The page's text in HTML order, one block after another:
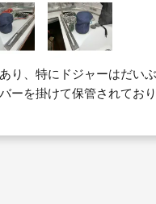
り、特にドジャーはだい
ーを掛けて保管されており